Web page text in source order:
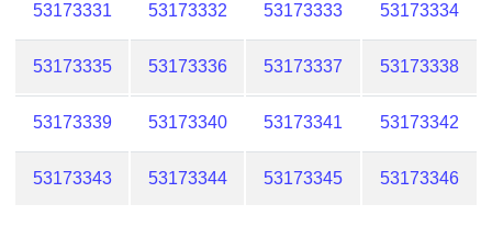
53173331 53173332 53173333 53173334
53173335 53173336 53173337 53173338
53173339 53173340 53173341 53173342
53173343 53173344 53173345 53173346